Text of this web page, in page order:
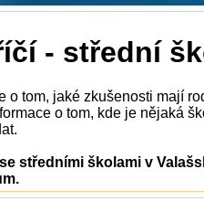
- střední
o tom, jaké zkušenosti mají
o tom, kde je nějaká
středními školami v